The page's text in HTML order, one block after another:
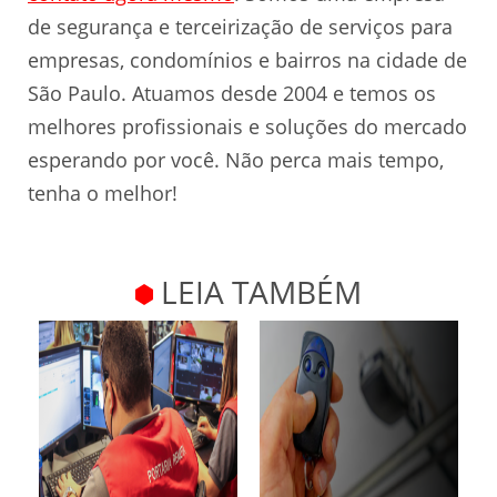
de segurança e terceirização de serviços para
empresas, condomínios e bairros na cidade de
São Paulo. Atuamos desde 2004 e temos os
melhores profissionais e soluções do mercado
esperando por você. Não perca mais tempo,
tenha o melhor!
LEIA TAMBÉM